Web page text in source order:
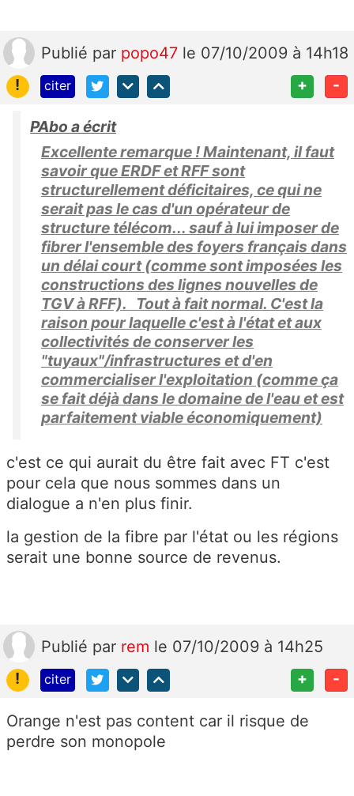
Publié par popo47 le 07/10/2009 à 14h18
!
citer + -
PAbo a écrit
Excellente remarque ! Maintenant, il faut
savoir que ERDF et RFF sont
structurellement déficitaires, ce qui ne
serait pas le cas d'un opérateur de
structure télécom... sauf à lui imposer de
fibrer l'ensemble des foyers français dans
un délai court (comme sont imposées les
constructions des lignes nouvelles de
TGV à RFF). Tout à fait normal. C'est la
raison pour laquelle c'est à l'état et aux
collectivités de conserver les
"tuyaux"/infrastructures et d'en
commercialiser l'exploitation (comme ça
se fait déjà dans le domaine de l'eau et est
parfaitement viable économiquement)
c'est ce qui aurait du être fait avec FT c'est
pour cela que nous sommes dans un
dialogue a n'en plus finir.
la gestion de la fibre par l'état ou les régions
serait une bonne source de revenus.
Publié par rem le 07/10/2009 à 14h25
!
citer + -
Orange n'est pas content car il risque de
perdre son monopole